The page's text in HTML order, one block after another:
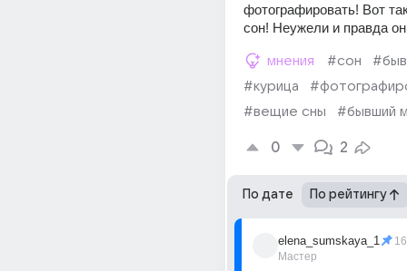
фотографировать! Вот
сон! Неужели и правда
мнения #сон
#курица
#вещие сны
#бывший
0 2
По дате По рейтингу
elena_sumskaya_1
Мастер